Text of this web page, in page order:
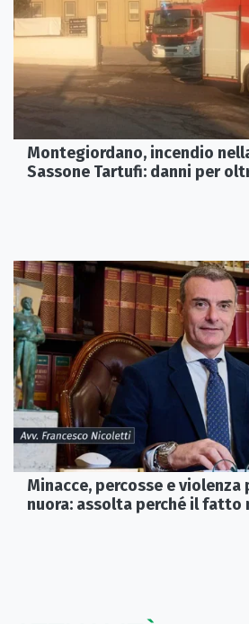
Montegiordano, incendio
Sassone Tartufi: danni per
Minacce, percosse e
nuora: assolta perché il fatto